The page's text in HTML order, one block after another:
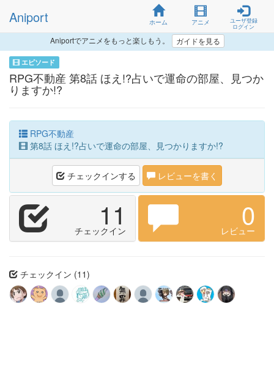
Aniport ホーム アニメ
ユーザ登録
ログイン
Aniportでアニメをもっと楽しもう。 ガイドを見る
エピソード
RPG不動産 第8話 ほえ!?占いで運命の部屋、見つか
りますか!?
RPG不動産
第8話 ほえ!?占いで運命の部屋、見つかりますか!?
チェックインする レビューを書く
11
チェックイン 0
レビュー
チェックイン (11)